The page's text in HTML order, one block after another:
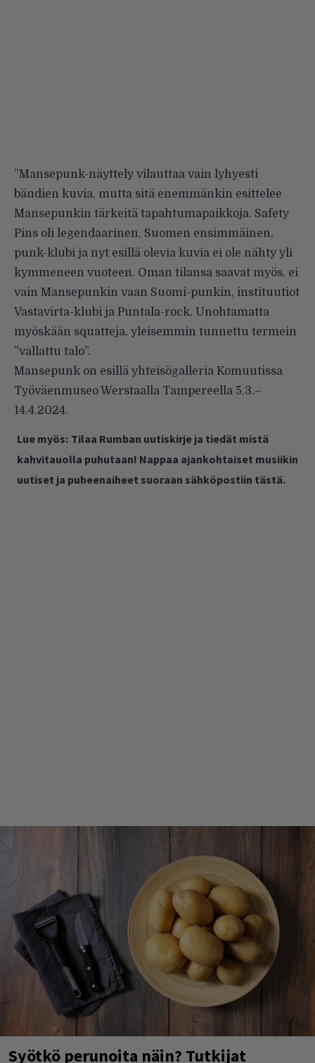
”Mansepunk-näyttely vilauttaa vain lyhyesti
bändien kuvia, mutta sitä enemmänkin esittelee
Mansepunkin tärkeitä tapahtumapaikkoja. Safety
Pins oli legendaarinen, Suomen ensimmäinen,
punk-klubi ja nyt esillä olevia kuvia ei ole nähty yli
kymmeneen vuoteen. Oman tilansa saavat myös, ei
vain Mansepunkin vaan Suomi-punkin, instituutiot
Vastavirta-klubi ja Puntala-rock. Unohtamatta
myöskään squatteja, yleisemmin tunnettu termein
”vallattu talo”.
Mansepunk on esillä yhteisögalleria Komuutissa
Työväenmuseo Werstaalla Tampereella 5.3.–
14.4.2024.
Lue myös: Tilaa Rumban uutiskirje ja tiedät mistä
kahvitauolla puhutaan! Nappaa ajankohtaiset musiikin
uutiset ja puheenaiheet suoraan sähköpostiin tästä.
Syötkö perunoita näin? Tutkijat